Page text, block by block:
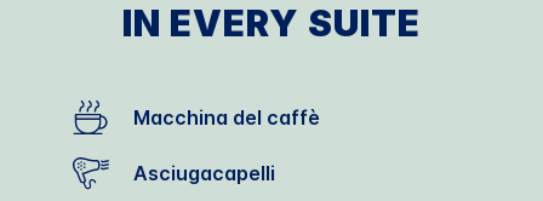
IN EVERY SUITE
Macchina del caffè
Asciugacapelli